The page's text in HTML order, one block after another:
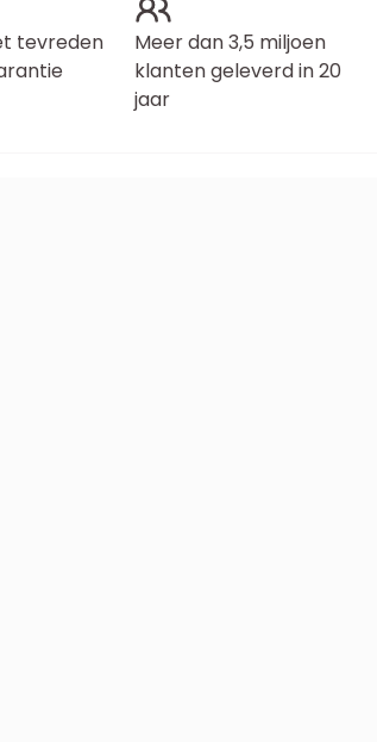
tevreden
Meer dan 3,5 miljoen
klanten geleverd in 20
jaar